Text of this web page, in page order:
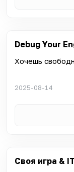
Debug Your
Хочешь
2025-08-14
Своя игра &